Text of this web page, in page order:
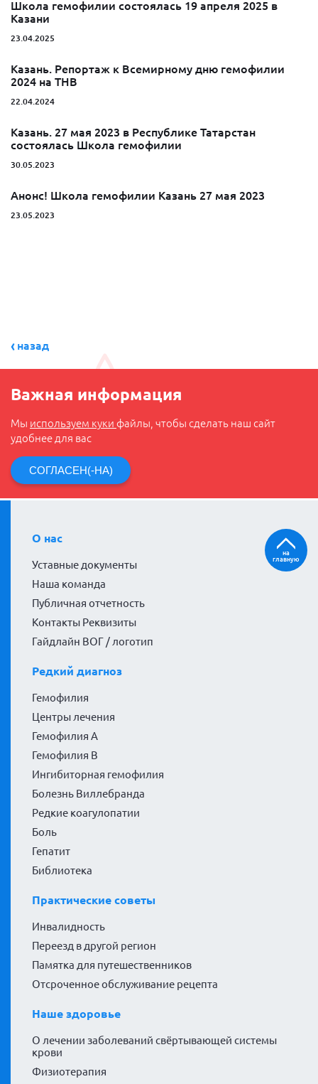
Школа гемофилии состоялась 19 апреля 2025 в
Казани
23.04.2025
Казань. Репортаж к Всемирному дню гемофилии
2024 на ТНВ
22.04.2024
Казань. 27 мая 2023 в Республике Татарстан
состоялась Школа гемофилии
30.05.2023
Анонс! Школа гемофилии Казань 27 мая 2023
23.05.2023
назад
Важная информация
Мы используем куки файлы, чтобы сделать наш сайт
удобнее для вас
СОГЛАСЕН(-НА)
О нас
Уставные документы
Наша команда
Публичная отчетность
Контакты Реквизиты
Гайдлайн ВОГ / логотип
Редкий диагноз
Гемофилия
Центры лечения
Гемофилия А
Гемофилия В
Ингибиторная гемофилия
Болезнь Виллебранда
Редкие коагулопатии
Боль
Гепатит
Библиотека
Практические советы
Инвалидность
Переезд в другой регион
Памятка для путешественников
Отсроченное обслуживание рецепта
Наше здоровье
О лечении заболеваний свёртывающей системы
крови
Физиотерапия
на
главную